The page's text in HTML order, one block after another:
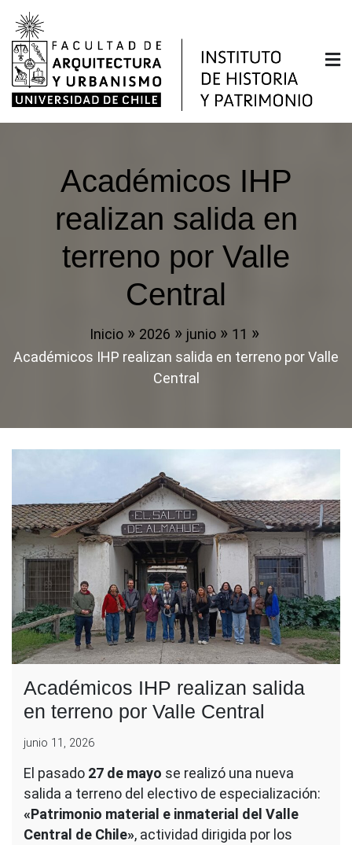
Saltar
contenido
Instituto de Historia y
Patrimonio
Facultad de Arquitectura y Urbanismo de la
Académicos IHP
realizan salida en
terreno por Valle
Central
Inicio 2026 junio
11
Académicos IHP realizan salida en terreno por Valle
Central
Académicos IHP realizan salida
en terreno por Valle Central
junio 11, 2026
El pasado 27 de mayo se realizó una nueva
salida a terreno del electivo de especialización:
«Patrimonio material e inmaterial del Valle
Central de Chile», actividad dirigida por los